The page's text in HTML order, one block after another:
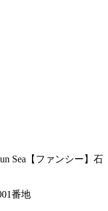
Sea【ファンシー】石
番地